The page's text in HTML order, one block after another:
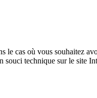
le cas où vous souhaitez
technique sur le site